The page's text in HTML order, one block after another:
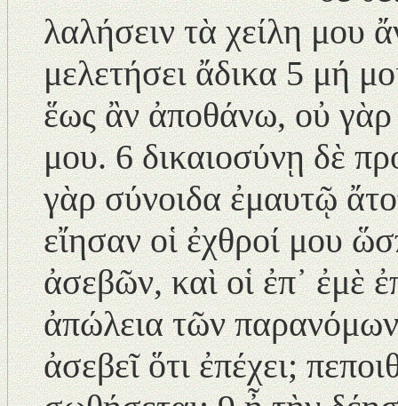
λαλήσειν τὰ χείλη μου
μελετήσει ἄδικα 5 μή
ἕως ἂν ἀποθάνω, οὐ
μου. 6 δικαιοσύνῃ δὲ
γὰρ σύνοιδα ἐμαυτῷ
εἴησαν οἱ ἐχθροί μου
ἀσεβῶν, καὶ οἱ ἐπ᾿ ἐμὲ
ἀπώλεια τῶν
ἀσεβεῖ ὅτι ἐπέχει;